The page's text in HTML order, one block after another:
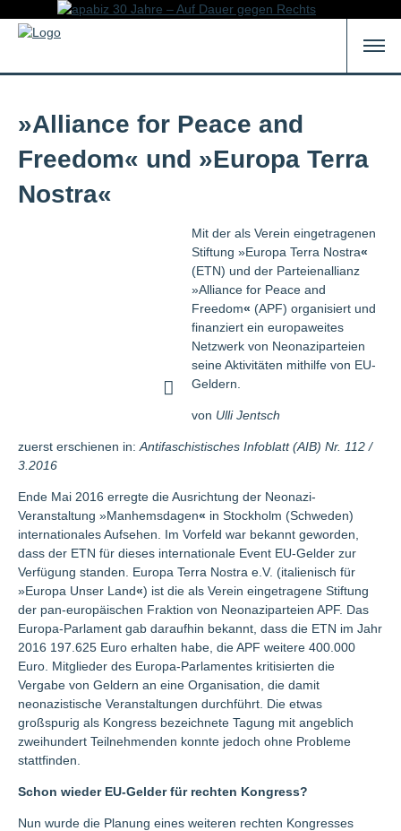
»Alliance for Peace and
Freedom« und »Europa Terra
Nostra«
Mit der als Verein eingetragenen
Stiftung »Europa Terra Nostra«
(ETN) und der Parteienallianz
»Alliance for Peace and
Freedom« (APF) organisiert und
finanziert ein europaweites
Netzwerk von Neonaziparteien
seine Aktivitäten mithilfe von EU-
Geldern.
von Ulli Jentsch
zuerst erschienen in: Antifaschistisches Infoblatt (AIB) Nr. 112 /
3.2016
Ende Mai 2016 erregte die Ausrichtung der Neonazi-
Veranstaltung »Manhemsdagen« in Stockholm (Schweden)
internationales Aufsehen. Im Vorfeld war bekannt geworden,
dass der ETN für dieses internationale Event EU-Gelder zur
Verfügung standen. Europa Terra Nostra e.V. (italienisch für
»Europa Unser Land«) ist die als Verein eingetragene Stiftung
der pan-europäischen Fraktion von Neonaziparteien APF. Das
Europa-Parlament gab daraufhin bekannt, dass die ETN im Jahr
2016 197.625 Euro erhalten habe, die APF weitere 400.000
Euro. Mitglieder des Europa-Parlamentes kritisierten die
Vergabe von Geldern an eine Organisation, die damit
neonazistische Veranstaltungen durchführt. Die etwas
großspurig als Kongress bezeichnete Tagung mit angeblich
zweihundert Teilnehmenden konnte jedoch ohne Probleme
stattfinden.
Schon wieder EU-Gelder für rechten Kongress?
Nun wurde die Planung eines weiteren rechten Kongresses